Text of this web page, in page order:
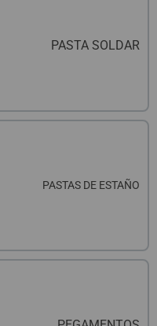
PASTA SOLDAR
PASTAS DE ESTAÑO